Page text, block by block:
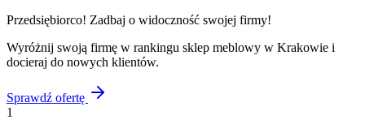
Przedsiębiorco! Zadbaj o widoczność swojej firmy!
Wyróżnij swoją firmę w rankingu sklep meblowy w Krakowie i
docieraj do nowych klientów.
Sprawdź ofertę
1